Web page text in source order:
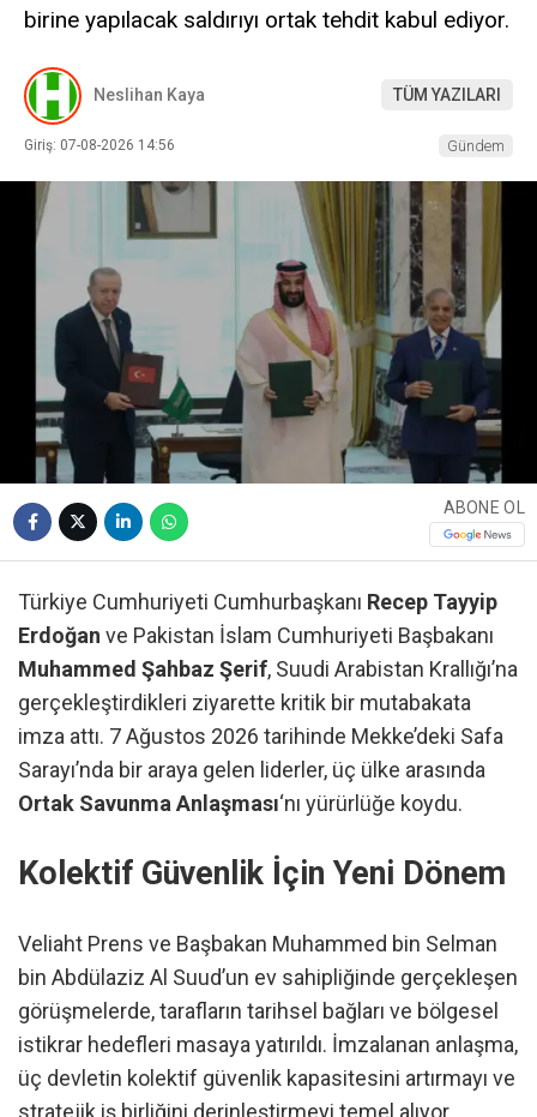
birine yapılacak saldırıyı ortak tehdit kabul ediyor.
Neslihan Kaya TÜM YAZILARI
Giriş: 07-08-2026 14:56 Gündem
ABONE OL
Türkiye Cumhuriyeti Cumhurbaşkanı Recep Tayyip
Erdoğan ve Pakistan İslam Cumhuriyeti Başbakanı
Muhammed Şahbaz Şerif, Suudi Arabistan Krallığı’na
gerçekleştirdikleri ziyarette kritik bir mutabakata
imza attı. 7 Ağustos 2026 tarihinde Mekke’deki Safa
Sarayı’nda bir araya gelen liderler, üç ülke arasında
Ortak Savunma Anlaşması‘nı yürürlüğe koydu.
Kolektif Güvenlik İçin Yeni Dönem
Veliaht Prens ve Başbakan Muhammed bin Selman
bin Abdülaziz Al Suud’un ev sahipliğinde gerçekleşen
görüşmelerde, tarafların tarihsel bağları ve bölgesel
istikrar hedefleri masaya yatırıldı. İmzalanan anlaşma,
üç devletin kolektif güvenlik kapasitesini artırmayı ve
stratejik iş birliğini derinleştirmeyi temel alıyor.